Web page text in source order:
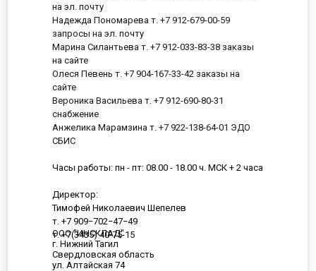
ООО "ИНСКЛАД"
г. Нижний Тагил
Свердловская область
ул. Алтайская 74
на эл. почту
Надежда Пономарева т. +7 912-679-00-59
запросы на эл. почту
Марина Силантьева т. +7 912-033-83-38 заказы
на сайте
Олеся Певень т. +7 904-167-33-42 заказы на
сайте
Вероника Васильева т. +7 912-690-80-31
снабжение
Анжелика Марамзина т. +7 922-138-64-01 ЭДО
СБИС
Часы работы: пн - пт: 08.00 - 18.00 ч. МСК + 2 часа
Директор:
Тимофей Николаевич Шепелев
т. +7 909−702−47−49
т. +7(3435) 40-75-15